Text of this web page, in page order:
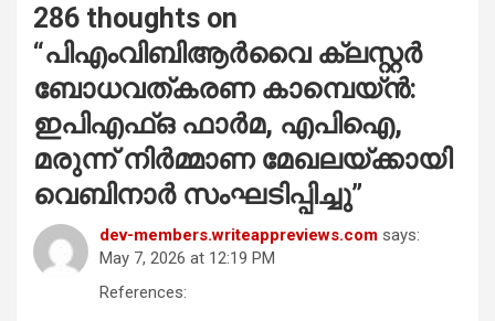
286 thoughts on
“പിഎംവിബിആർവൈ ക്ലസ്റ്റർ
ബോധവത്കരണ കാമ്പെയ്‌ൻ:
ഇപിഎഫ്ഒ ഫാർമ, എപിഐ,
മരുന്ന് നിർമ്മാണ മേഖലയ്ക്കായി
വെബിനാർ സംഘടിപ്പിച്ചു”
dev-members.writeappreviews.com says:
May 7, 2026 at 12:19 PM
References: